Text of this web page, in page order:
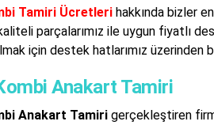
Tamiri Ücretlerihakkında bizler
parçalarımız ile uygun fiyatlı
için destek hatlarımız üzerinden
Anakart Tamiri
Anakart Tamirigerçekleştiren